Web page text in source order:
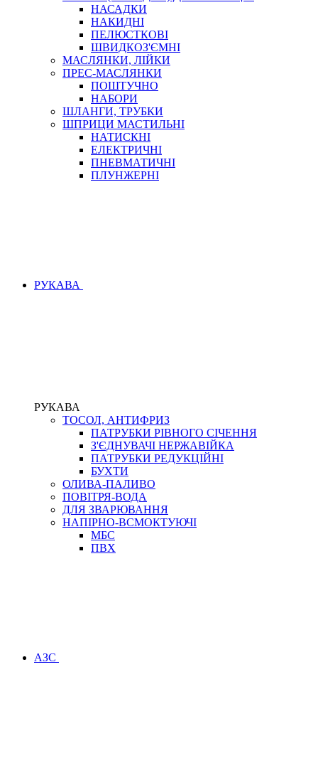
НАСАДКИ
НАКИДНІ
ПЕЛЮСТКОВІ
ШВИДКОЗ'ЄМНІ
МАСЛЯНКИ, ЛІЙКИ
ПРЕС-МАСЛЯНКИ
ПОШТУЧНО
НАБОРИ
ШЛАНГИ, ТРУБКИ
ШПРИЦИ МАСТИЛЬНІ
НАТИСКНІ
ЕЛЕКТРИЧНІ
ПНЕВМАТИЧНІ
ПЛУНЖЕРНІ
РУКАВА
РУКАВА
ТОСОЛ, АНТИФРИЗ
ПАТРУБКИ РІВНОГО СІЧЕННЯ
З'ЄДНУВАЧІ НЕРЖАВІЙКА
ПАТРУБКИ РЕДУКЦІЙНІ
БУХТИ
ОЛИВА-ПАЛИВО
ПОВІТРЯ-ВОДА
ДЛЯ ЗВАРЮВАННЯ
НАПІРНО-ВСМОКТУЮЧІ
МБС
ПВХ
АЗС